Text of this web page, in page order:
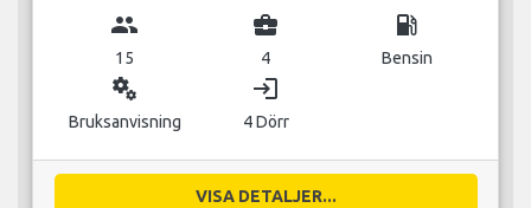
group
15
business_center
4
local_gas_station
Bensin
miscellaneous_services
Bruksanvisning
login
4 Dörr
VISA DETALJER...